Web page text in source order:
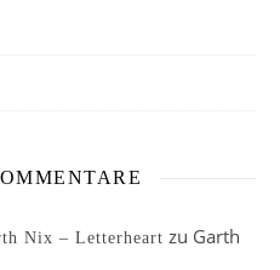
Nix – Letterheart zu Garth